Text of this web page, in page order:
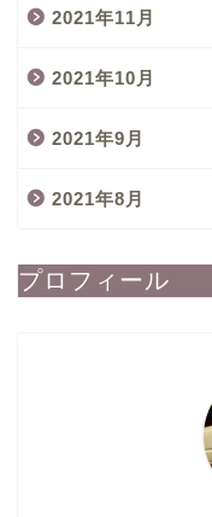
2021年11月
2021年10月
2021年9月
2021年8月
プロフィール